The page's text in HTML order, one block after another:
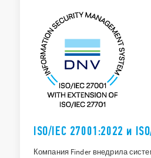
ISO/IEC 27001:2022 и
Компания Finder внедрила